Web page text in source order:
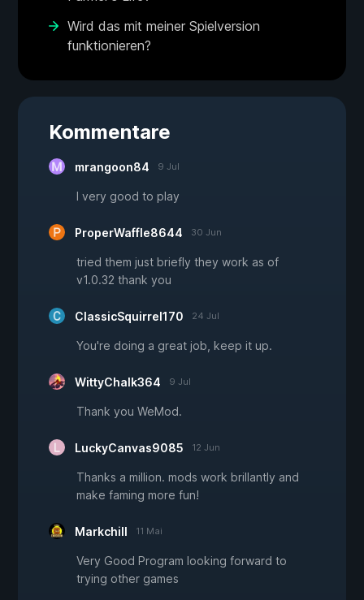
Wird das mit meiner Spielversion
funktionieren?
Kommentare
mrangoon84 9 Jul
I very good to play
ProperWaffle8644 30 Jun
tried them just briefly they work as of
v1.0.32 thank you
ClassicSquirrel170 24 Jul
You're doing a great job, keep it up.
WittyChalk364 9 Jul
Thank you WeMod.
LuckyCanvas9085 12 Jun
Thanks a million. mods work brillantly and
make faming more fun!
Markchill 11 Mai
Very Good Program looking forward to
trying other games